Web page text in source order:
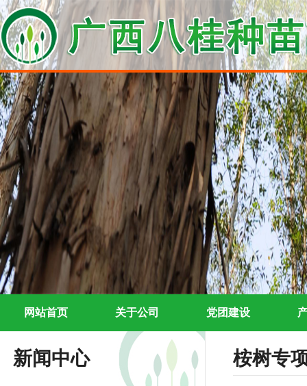
网站首页 关于公司 党团建设
新闻中心 桉树专